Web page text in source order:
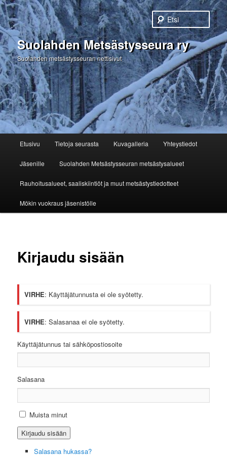
Suolahden Metsästysseura ry
Suolahden metsästysseuran nettisivut
Etsi
Siirry
sisältöön
Etusivu Tietoja seurasta Kuvagalleria Yhteystiedot
Jäsenille Suolahden Metsästysseuran metsästysalueet
Rauhoitusalueet, saaliskiintiöt ja muut metsästystiedotteet
Mökin vuokraus jäsenistölle
Kirjaudu sisään
VIRHE: Käyttäjätunnusta ei ole syötetty.
VIRHE: Salasanaa ei ole syötetty.
Käyttäjätunnus tai sähköpostiosoite
Salasana
Muista minut
Salasana hukassa?